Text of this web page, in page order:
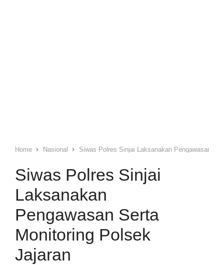
Home Nasional Siwas Polres Sinjai Laksanakan Pengawasan
Siwas Polres Sinjai
Laksanakan
Pengawasan Serta
Monitoring Polsek
Jajaran